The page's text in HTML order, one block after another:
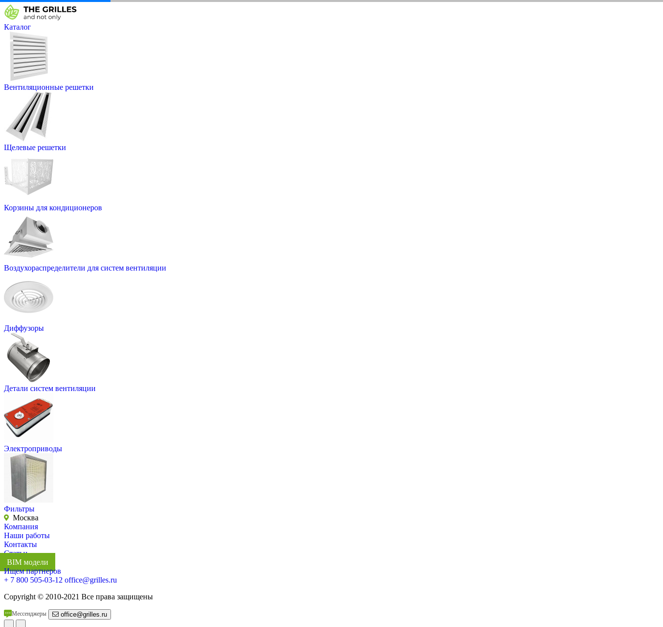
Каталог
Вентиляционные решетки
Щелевые решетки
Корзины для кондиционеров
Воздухораспределители для систем вентиляции
Диффузоры
Детали систем вентиляции
Электроприводы
Фильтры
Москва
Компания
Наши работы
Контакты
Статьи
BIM модели
Ищем партнеров
+ 7 800 505-03-12 office@grilles.ru
Copyright © 2010-2021 Все права защищены
Мессенджеры office@grilles.ru